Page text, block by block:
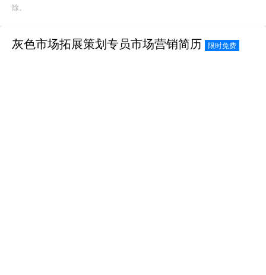
除。
灰色市场拓展策划专员市场营销简历 限时免费